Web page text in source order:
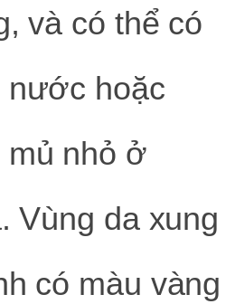
và có thể có
nước hoặc
mủ nhỏ ở
Vùng da xung
có màu vàng